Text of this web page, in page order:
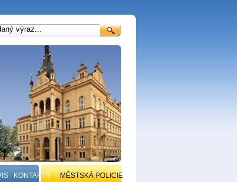
KONTAKTY MĚSTSKÁ POLICIE